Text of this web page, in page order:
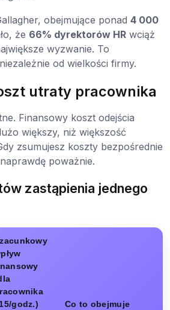
obejmujące ponad 4 000
że 66% dyrektorów HR wciąż
wyzwanie. To
od wielkości firmy.
utraty pracownika
Finansowy koszt odejścia
większy, niż większość
zsumujesz koszty bezpośrednie
poważnie.
zastąpienia jednego
godz.)
Co to obejmuje